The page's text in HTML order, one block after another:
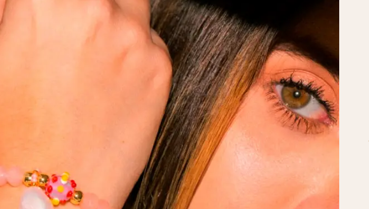
Separador laminado cilindro
diamantado 6x3mm x und
9.000